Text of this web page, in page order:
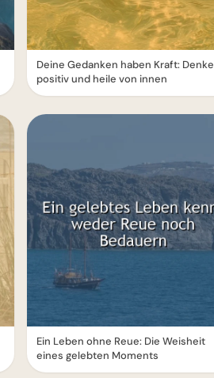
Deine Gedanken haben Kraft: Denke
positiv und heile von innen
Ein Leben ohne Reue: Die Weisheit
eines gelebten Moments